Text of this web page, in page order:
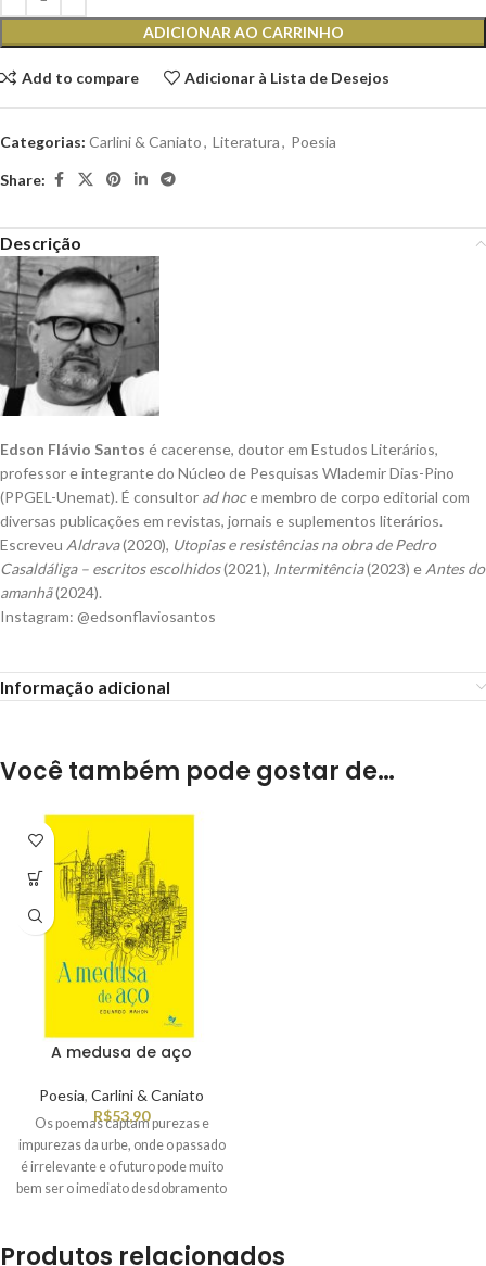
ADICIONAR AO CARRINHO
Add to compare Adicionar à Lista de Desejos
Categorias: Carlini & Caniato, Literatura, Poesia
Share:
Descrição
Edson Flávio Santos é cacerense, doutor em Estudos Literários,
professor e integrante do Núcleo de Pesquisas Wlademir Dias-Pino
(PPGEL-Unemat). É consultor ad hoce membro de corpo editorial com
diversas publicações em revistas, jornais e suplementos literários.
Escreveu Aldrava(2020), Utopias e resistências na obra de Pedro
Casaldáliga – escritos escolhidos(2021), Intermitência(2023) e Antes do
amanhã(2024).
Instagram: @edsonflaviosantos
Informação adicional
Você também pode gostar de…
A medusa de aço
Poesia, Carlini & Caniato
R$53,90
Os poemas captam purezas e
impurezas da urbe, onde o passado
é irrelevante e o futuro pode muito
bem ser o imediato desdobramento
tempo, incomumente encantador.
Produtos relacionados